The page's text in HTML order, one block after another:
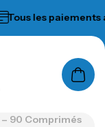
les paiements
90 Comprimés